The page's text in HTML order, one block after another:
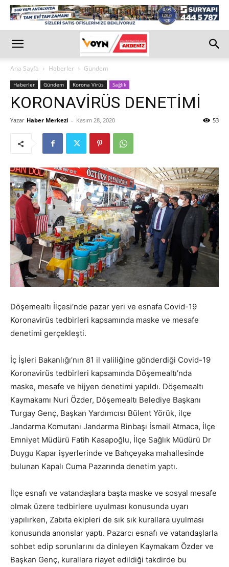
Ana Sayfa Haberler Gündem
Haberler Gündem Korona Virüs Sağlık
KORONAVİRÜS DENETİMİ
Yazar Haber Merkezi - Kasım 28, 2020 53
Döşemealtı İlçesi’nde pazar yeri ve esnafa Covid-19
Koronavirüs tedbirleri kapsamında maske ve mesafe
denetimi gerçekleşti.
İç İşleri Bakanlığı’nın 81 il valiliğine gönderdiği Covid-19
Koronavirüs tedbirleri kapsamında Döşemealtı’nda
maske, mesafe ve hijyen denetimi yapıldı. Döşemealtı
Kaymakamı Nuri Özder, Döşemealtı Belediye Başkanı
Turgay Genç, Başkan Yardımcısı Bülent Yörük, ilçe
Jandarma Komutanı Jandarma Binbaşı İsmail Atmaca, İlçe
Emniyet Müdürü Fatih Kasapoğlu, İlçe Sağlık Müdürü Dr
Duygu Kapar işyerlerinde ve Bahçeyaka mahallesinde
bulunan Kapalı Cuma Pazarında denetim yaptı.
İlçe esnafı ve vatandaşlara başta maske ve sosyal mesafe
olmak üzere tedbirlere uyulması konusunda uyarı
yapılırken, Zabıta ekipleri de sık sık kurallara uyulması
konusunda anonslar yaptı. Pazarcı esnafı ve vatandaşlarla
sohbet edip sorunlarını da dinleyen Kaymakam Özder ve
Başkan Genç, kurallara riayet edildiği takdirde bu